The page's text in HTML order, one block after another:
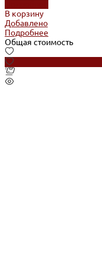
В корзину
Добавлено
Подробнее
Общая стоимость